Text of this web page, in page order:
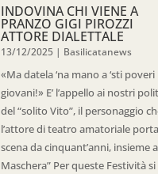
INDOVINA CHI VIENE A
PRANZO GIGI PIROZZI
ATTORE DIALETTALE
13/12/2025 | Basilicatanews
«Ma datela ‘na mano a ‘sti poveri
giovani!» E’ l’appello ai nostri
del “solito Vito”, il personaggio
l’attore di teatro amatoriale
scena da cinquant’anni, insieme
Maschera” Per queste Festività si